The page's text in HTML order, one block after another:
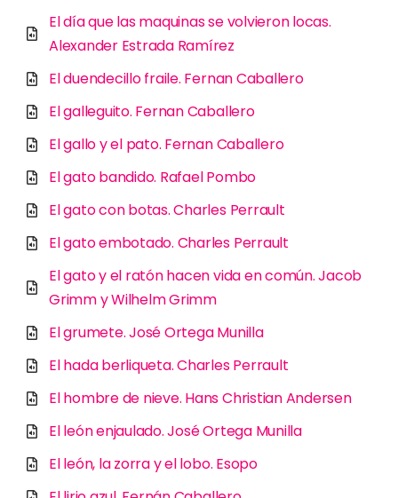
El día que las maquinas se volvieron locas.
Alexander Estrada Ramírez
El duendecillo fraile. Fernan Caballero
El galleguito. Fernan Caballero
El gallo y el pato. Fernan Caballero
El gato bandido. Rafael Pombo
El gato con botas. Charles Perrault
El gato embotado. Charles Perrault
El gato y el ratón hacen vida en común. Jacob
Grimm y Wilhelm Grimm
El grumete. José Ortega Munilla
El hada berliqueta. Charles Perrault
El hombre de nieve. Hans Christian Andersen
El león enjaulado. José Ortega Munilla
El león, la zorra y el lobo. Esopo